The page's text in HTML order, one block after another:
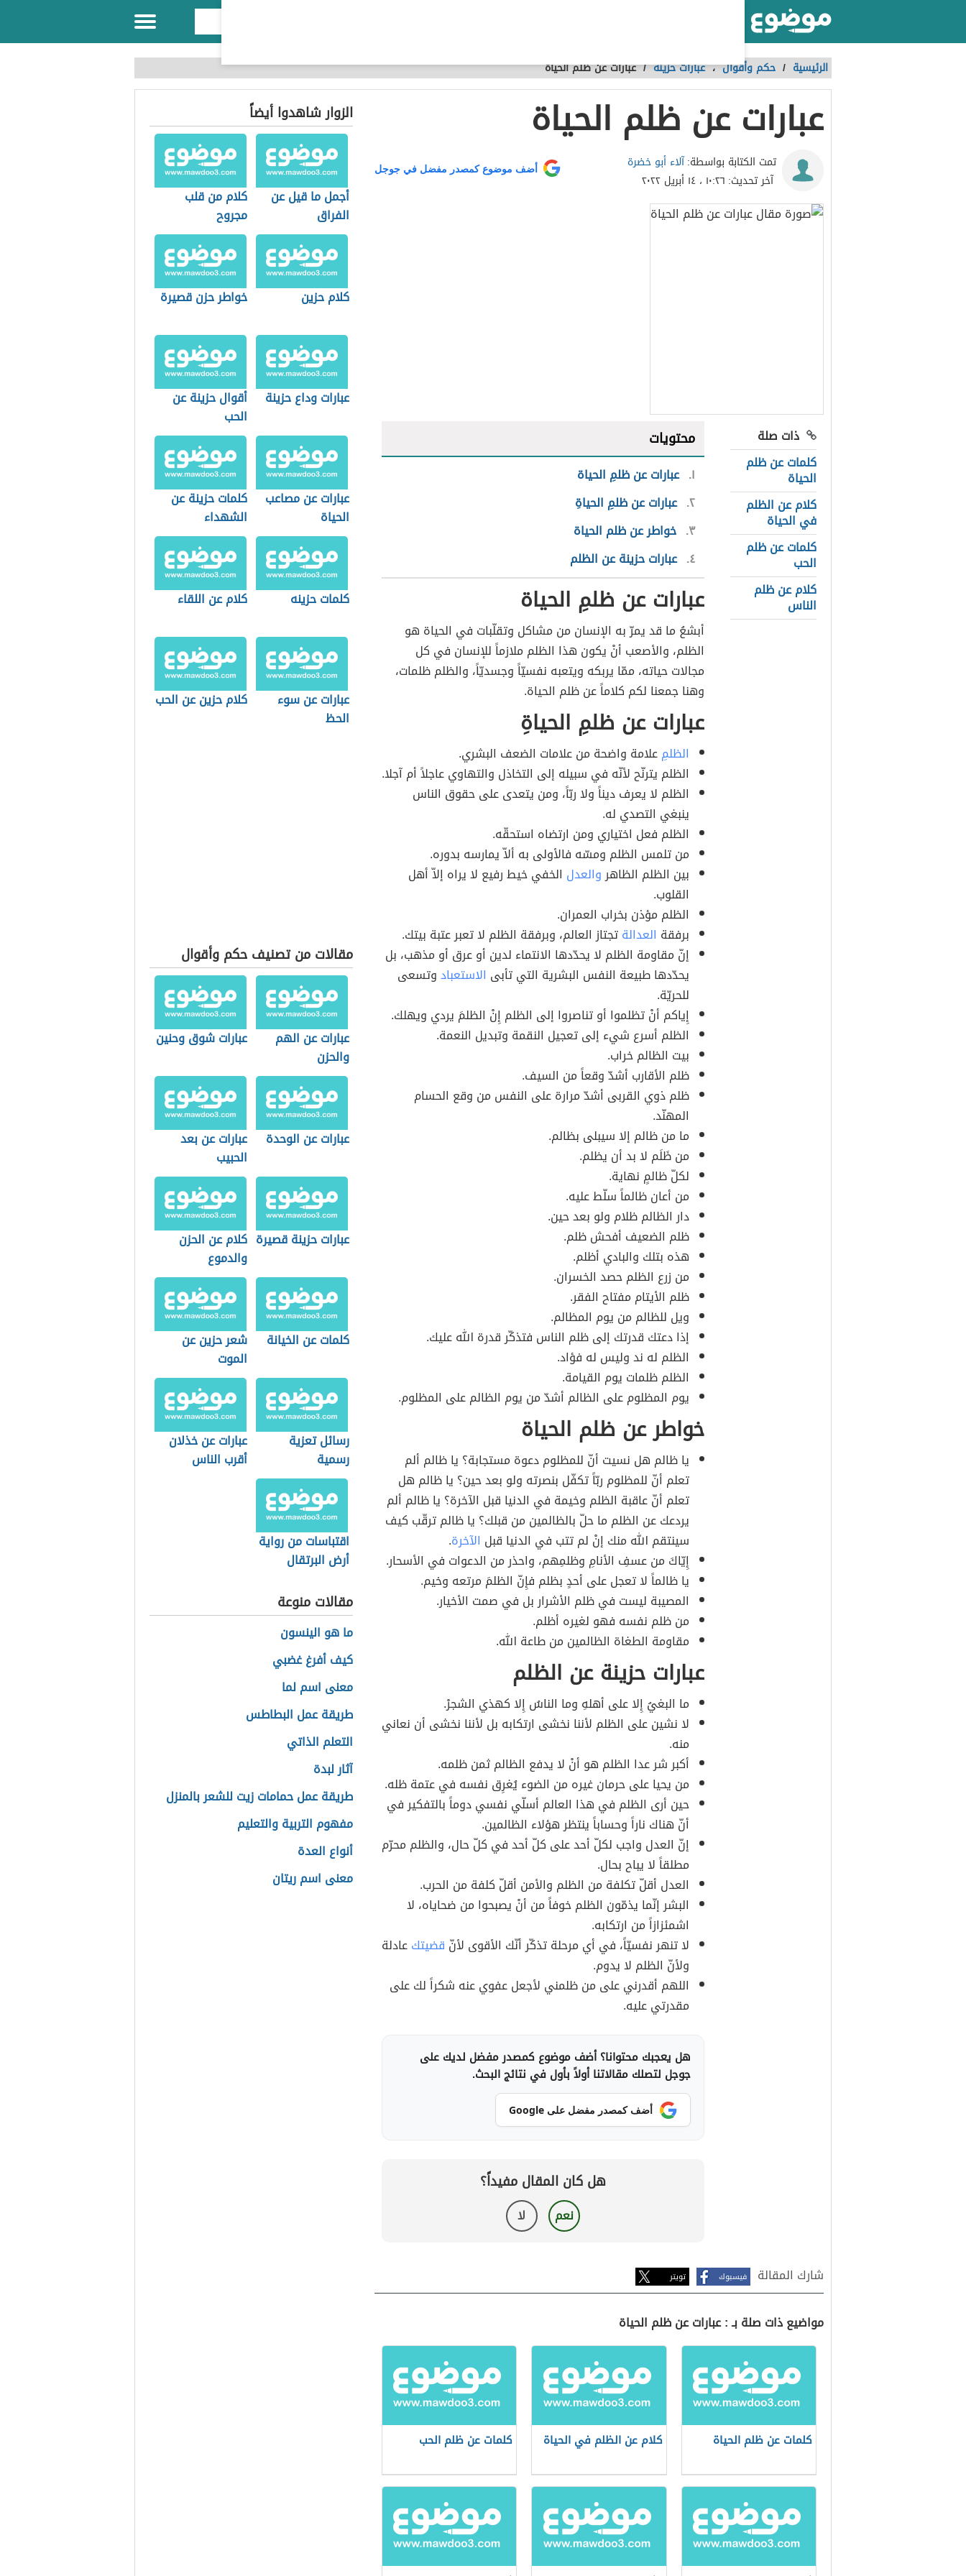
الرئيسية / حكم وأقوال،عبارات حزينة /عبارات عن ظلم الحياة
عبارات عن ظلم الحياة
تمت الكتابة بواسطة:آلاء أبو خضرة
آخر تحديث: ١٠:٢٦ ، ١٤ أبريل ٢٠٢٢
أضف موضوع كمصدر مفضل في جوجل
ذات صلة
كلمات عن ظلم
الحياة
كلام عن الظلم
في الحياة
كلمات عن ظلم
الحب
كلام عن ظلم
الناس
محتويات
١ عبارات عن ظلمِ الحياة
٢ عبارات عن ظلمِ الحياةِ
٣ خواطر عن ظلم الحياة
٤ عبارات حزينة عن الظلم
عبارات عن ظلمِ الحياة
أبشعُ ما قد يمرّ به الإنسان من مشاكل وتقلّبات في الحياة هو
الظلم، والأصعب أنْ يكون هذا الظلم ملازماً للإنسان في كل
مجالات حياته، ممّا يربكه ويتعبه نفسيّاً وجسديّاً، والظلم ظلمات،
وهنا جمعنا لكم كلاماً عن ظلم الحياة.
عبارات عن ظلمِ الحياةِ
الظلمِعلامة واضحة من علامات الضعف البشري.
الظلم يترنّح لأنّه في سبيله إلى التخاذل والتهاوي عاجلاً أم آجلا.
الظلم لا يعرف ديناً ولا ربّاً، ومن يتعدى على حقوق الناس
ينبغي التصدي له.
الظلم فعل اختياري ومن ارتضاه استحقّه.
من تلمس الظلم ومسّه فالأولى به ألاّ يمارسه بدوره.
بين الظلم الظاهروالعدل الخفي خيط رفيع لا يراه إلاّ أهل
القلوب.
الظلم مؤذن بخراب العمران.
برفقة العدالةتجتاز العالم، وبرفقة الظلم لا تعبر عتبة بيتك.
إنّ مقاومة الظلم لا يحدّدها الانتماء لدين أو عرق أو مذهب، بل
يحدّدها طبيعة النفس البشرية التي تأبى الاستعبادوتسعى
للحريّة.
إِياكم أنْ تظلموا أو تناصروا إلى الظلم إِنْ الظلمَ يردي ويهلك.
الظلم أسرع شيء إلى تعجيل النقمة وتبديل النعمة.
بيت الظالم خراب.
ظلم الأقارب أشدّ وقعاً من السيف.
ظلم ذوي القربى أشدّ مرارة على النفس من وقع الحسام
المهنّد.
ما من ظالم إلا سيبلى بظالم.
من ظَلَم لا بد أن يظلم.
لكلّ ظالمٍ نهاية.
من أعان ظالماً سلّط عليه.
دار الظالم ظلام ولو بعد حين.
ظلم الضعيف أفحش ظلم.
هذه بتلك والبادي أظلم.
من زرع الظلم حصد الخسران.
ظلم الأيتام مفتاح الفقر.
ويل للظالم من يوم المظالم.
إذا دعتك قدرتك إلى ظلم الناس فتذكّر قدرة الله عليك.
الظلم له ند وليس له فؤاد.
الظلم ظلمات يوم القيامة.
يوم المظلوم على الظالم أشدّ من يوم الظالم على المظلوم.
خواطر عن ظلم الحياة
يا ظالم هل نسيت أنّ للمظلوم دعوة مستجابة؟ يا ظالم ألم
تعلم أنّ للمظلوم ربّاً تكفّل بنصرته ولو بعد حين؟ يا ظالم هل
تعلم أنّ عاقبة الظلم وخيمة في الدنيا قبل الآخرة؟ يا ظالم ألم
يردعك عن الظلم ما حلّ بالظالمين من قبلك؟ يا ظالم ترقّب كيف
سينتقم الله منك إنْ لم تتب في الدنيا قبل الآخرة.
إِيّاكَ من عسفِ الأنامِ وظلمِهم، واحذر من الدعوات في الأسحار.
يا ظالماً لا تعجل على أحدٍ بظلم فإِنّ الظلمَ مرتعه وخيم.
المصيبة ليست في ظلم الأشرار بل في صمت الأخيار.
من ظلم نفسه فهو لغيره أظلم.
مقاومة الطغاة الظالمين من طاعة الله.
عبارات حزينة عن الظلم
ما البغيُ إِلا على أهلهِ وما الناسُ إِلا كهذي الشجرْ.
لا نشين على الظلم لأننا نخشى ارتكابه بل لأننا نخشى أن نعاني
منه.
أكبر شر عدا الظلم هو أنْ لا يدفع الظالم ثمن ظلمه.
من يحيا على حرمان غيره من الضوء يُغرِق نفسه في عتمة ظله.
حين أرى الظلم في هذا العالم أسلّي نفسي دوماً بالتفكير في
أنّ هناك ناراً وحساباً ينتظر هؤلاء الظالمين.
إنّ العدل واجب لكلّ أحد على كلّ أحد في كلّ حال، والظلم محرّم
مطلقاً لا يباح بحال.
العدل أقلّ تكلفة من الظلم والأمن أقلّ كلفة من الحرب.
البشر إنّما يذمّون الظلم خوفاً من أنْ يصبحوا من ضحاياه، لا
اشمئزازاً من ارتكابه.
لا تنهر نفسيّاً، في أي مرحلة تذكّر أنّك الأقوى لأنّ قضيتكعادلة
ولأنّ الظلم لا يدوم.
اللهم أقدرني على من ظلمني لأجعل عفوي عنه شكراً لك على
مقدرتي عليه.
هل يعجبك محتوانا؟ أضف موضوع كمصدر مفضل لديك على
جوجل لتصلك مقالاتنا أولاً بأول في نتائج البحث.
أضف كمصدر مفضل على Google
هل كان المقال مفيداً؟
نعم لا
شارك المقالة فيسبوك تويتر
مواضيع ذات صلة بـ : عبارات عن ظلم الحياة
كلمات عن ظلم الحياة كلام عن الظلم في الحياة كلمات عن ظلم الحب
الزوار شاهدوا أيضاً
أجمل ما قيل عن
الفراق
كلام من قلب
مجروح
كلام حزين خواطر حزن قصيرة
عبارات وداع حزينة
أقوال حزينة عن
الحب
عبارات عن مصاعب
الحياة
كلمات حزينة عن
الشهداء
كلمات حزينه كلام عن اللقاء
عبارات عن سوء
الحظ
كلام حزين عن الحب
مقالات من تصنيف حكم وأقوال
عبارات عن الهم
والحزن
عبارات شوق وحنين
عبارات عن الوحدة
عبارات عن بعد
الحبيب
عبارات حزينة قصيرة كلام عن الحزن
والدموع
كلمات عن الخيانة
شعر حزين عن
الموت
رسائل تعزية
رسمية
عبارات عن خذلان
أقرب الناس
اقتباسات من رواية
أرض البرتقال
كنفاني
مقالات منوعة
ما هو الينسون
كيف أفرغ غضبي
معنى اسم لما
طريقة عمل البطاطس
التعلم الذاتي
آثار لبدة
طريقة عمل حمامات زيت للشعر بالمنزل
مفهوم التربية والتعليم
أنواع العدة
معنى اسم ريتان